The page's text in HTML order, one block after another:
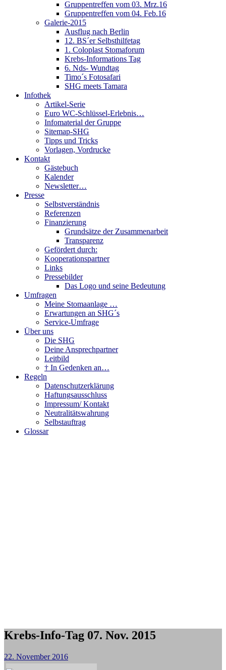
Gruppentreffen vom 03. Mrz.16
Gruppentreffen vom 04. Feb.16
Galerie-2015
Ausflug nach Berlin
12. BS´er Selbsthilfetag
1. Coloplast Stomaforum
Krebs-Informations Tag
6. Nds- Wundtag
Timo´s Fotosafari
SHG meets Tamara
Infothek
Artikel-Serie
Euro WC-Schlüssel-Erlebnis…
Infomaterial der Gruppe
Sitemap-SHG
Tipps und Tricks
Vorlagen, Vordrucke
Kontakt
Gästebuch
Kalender
Newsletter…
Presse
Selbstverständnis
Referenzen
Finanzierung
Grundsätze der Zusammenarbeit
Transparenz
Gefördert durch:
Kooperationspartner
Links
Pressebilder
Das Logo und seine Bedeutung
Umfragen
Meine Stomaanlage …
Erwartungen an SHG´s
Service-Umfrage
Über uns
Die SHG
Deine Ansprechpartner
Leitbild
† In Gedenken an…
Regeln
Datenschutzerklärung
Haftungsausschluss
Impressum/ Kontakt
Neutralitätswahrung
Selbstauftrag
Glossar
Krebs-Info-Tag 07. Nov. 2015
22. November 2016